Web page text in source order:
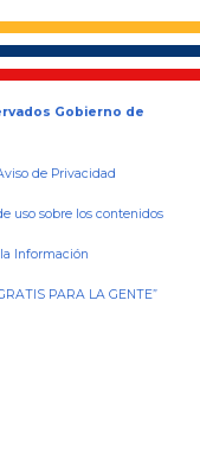
Gobierno de
de Privacidad
uso sobre los contenidos
Información
PARA LA GENTE”